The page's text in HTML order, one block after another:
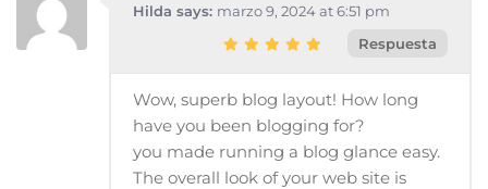
Hilda says: marzo 9, 2024 at 6:51 pm
Respuesta
Wow, superb blog layout! How long
have you been blogging for?
you made running a blog glance easy.
The overall look of your web site is